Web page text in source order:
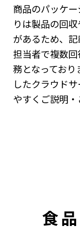
商品のパッケ
りは製品の回
があるため、
担当者で複数
務となってお
したクラウド
やすくご説明・
食